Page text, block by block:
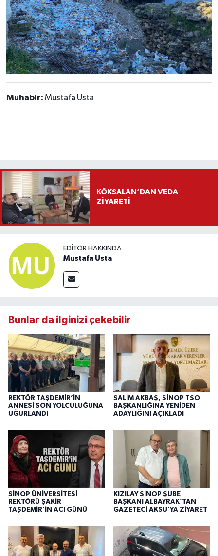
Muhabir: Mustafa Usta
KÖKSALAN’DAN VEDA
ZİYARETİ
EDITÖR HAKKINDA
Mustafa Usta
Bunlar da ilginizi çekebilir
REKTÖR TAŞDEMİR’İN
ANNESİ SON YOLCULUĞUNA
UĞURLANDI
SALİM AKBAŞ, SİNOP TSO
BAŞKANLIĞINA YENİDEN
ADAYLIĞINI AÇIKLADI
SİNOP ÜNİVERSİTESİ
REKTÖRÜ ŞAKİR
TAŞDEMİR'İN ACI GÜNÜ
KIZILAY SİNOP ŞUBE
BAŞKANI ALBAYRAK’TAN
GAZETECİ AKSU’YA ZİYARET